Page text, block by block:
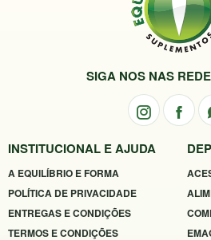
SIGA NOS NAS
INSTITUCIONAL E AJUDA
A EQUILÍBRIO E FORMA
POLÍTICA DE PRIVACIDADE
ENTREGAS E CONDIÇÕES
TERMOS E CONDIÇÕES